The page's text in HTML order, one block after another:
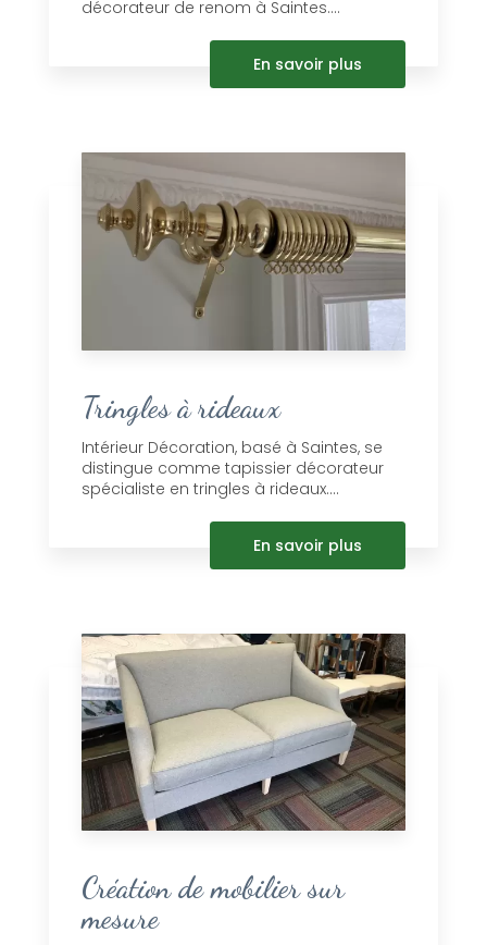
décorateur de renom à Saintes....
En savoir plus
Tringles à rideaux
Intérieur Décoration, basé à Saintes, se
distingue comme tapissier décorateur
spécialiste en tringles à rideaux....
En savoir plus
Création de mobilier sur
mesure